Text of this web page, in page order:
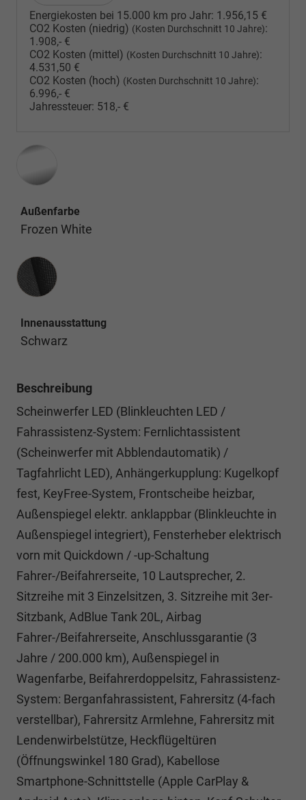
Energiekosten bei 15.000 km pro Jahr: 1.956,15 €
CO2 Kosten (niedrig) (Kosten Durchschnitt 10 Jahre):
1.908,- €
CO2 Kosten (mittel) (Kosten Durchschnitt 10 Jahre):
4.531,50 €
CO2 Kosten (hoch) (Kosten Durchschnitt 10 Jahre):
6.996,- €
Jahressteuer: 518,- €
Außenfarbe
Frozen White
Innenausstattung
Innenausstattung
Schwarz
Beschreibung
Scheinwerfer LED (Blinkleuchten LED /
Fahrassistenz-System: Fernlichtassistent
(Scheinwerfer mit Abblendautomatik) /
Tagfahrlicht LED), Anhängerkupplung: Kugelkopf
fest, KeyFree-System, Frontscheibe heizbar,
Außenspiegel elektr. anklappbar (Blinkleuchte in
Außenspiegel integriert), Fensterheber elektrisch
vorn mit Quickdown / -up-Schaltung
Fahrer-/Beifahrerseite, 10 Lautsprecher, 2.
Sitzreihe mit 3 Einzelsitzen, 3. Sitzreihe mit 3er-
Sitzbank, AdBlue Tank 20L, Airbag
Fahrer-/Beifahrerseite, Anschlussgarantie (3
Jahre / 200.000 km), Außenspiegel in
Wagenfarbe, Beifahrerdoppelsitz, Fahrassistenz-
System: Berganfahrassistent, Fahrersitz (4-fach
verstellbar), Fahrersitz Armlehne, Fahrersitz mit
Lendenwirbelstütze, Heckflügeltüren
(Öffnungswinkel 180 Grad), Kabellose
Smartphone-Schnittstelle (Apple CarPlay &